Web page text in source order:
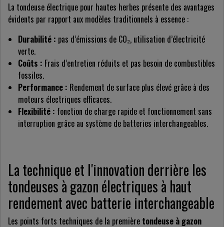
La tondeuse électrique pour hautes herbes présente des avantages
évidents par rapport aux modèles traditionnels à essence :
Durabilité : pas d’émissions de CO₂, utilisation d’électricité
verte.
Coûts : Frais d’entretien réduits et pas besoin de combustibles
fossiles.
Performance : Rendement de surface plus élevé grâce à des
moteurs électriques efficaces.
Flexibilité : fonction de charge rapide et fonctionnement sans
interruption grâce au système de batteries interchangeables.
La technique et l'innovation derrière les
tondeuses à gazon électriques à haut
rendement avec batterie interchangeable
Les points forts techniques de la première tondeuse à gazon